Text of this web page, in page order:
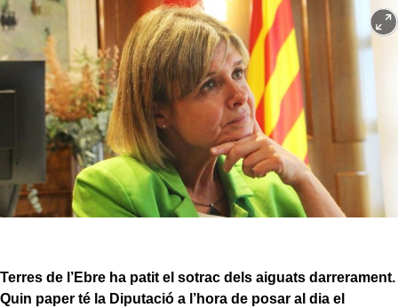
Terres de l’Ebre ha patit el sotrac dels aiguats darrerament.
Quin paper té la Diputació a l’hora de posar al dia el